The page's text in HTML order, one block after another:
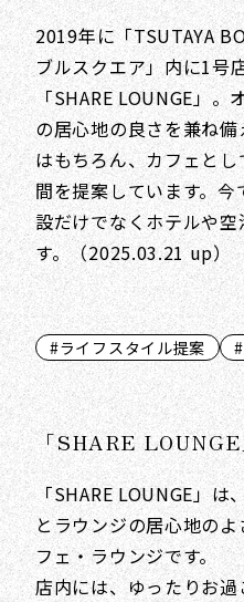
2019年に「TSUTAYA
ブルスクエア」内に1号
「SHARE LOUNGE」
の居心地の良さを兼ね
はもちろん、カフェと
間を提案しています。
設だけでなくホテルや
す。（2025.03.21 up）
#ライフスタイル提案
「SHARE LOUNGE
「SHARE LOUNGE」は
とラウンジの居心地の
フェ・ラウンジです。
店内には、ゆったりお